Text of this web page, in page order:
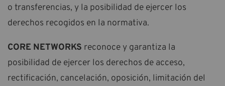
o transferencias, y la posibilidad de ejercer los
derechos recogidos en la normativa.
CORE NETWORKS reconoce y garantiza la
posibilidad de ejercer los derechos de acceso,
rectificación, cancelación, oposición, limitación del